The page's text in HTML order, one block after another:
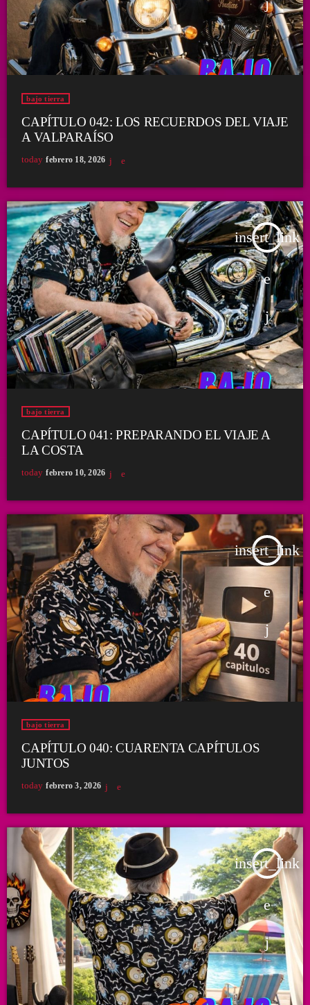
bajo tierra
CAPÍTULO 042: LOS RECUERDOS DEL VIAJE
A VALPARAÍSO
today febrero 18, 2026
insert_link
bajo tierra
CAPÍTULO 041: PREPARANDO EL VIAJE A
LA COSTA
today febrero 10, 2026
insert_link
bajo tierra
CAPÍTULO 040: CUARENTA CAPÍTULOS
JUNTOS
today febrero 3, 2026
insert_link